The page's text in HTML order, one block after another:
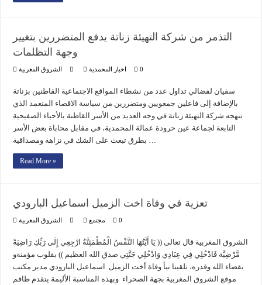
التذمر من شركة التهيئة زناتة يدفع المتضررين بتغيير
وجهة التظلمات
الشروق المغربية اخبار المحمدية 0
سفيان لفضالي تداول عدد من نشطاء المواقع الاجتماعية القاطنين بزناتة
بالإضافة إلى فاعلين جمعويين ومتضررين من سياسة الاقصاء المتعمد الذي
تنهجه شركة التهيئة زناتة في وجه العديد من الأسر القاطنة بالأحياء الصفيحية
التابعة لجماعة عين حرودة عمالة المحمدية، في مقابل محاباة بعض الأسر
بطرق تبعث على الشك في نزاهة ومصداقية …
Read More »
تعزية في وفاة اخت الزميل اسماعيل البارودي
الشروق المغربية مجتمع 0
الشروق المغربية قال تعالى (( يَا أَيَّتُهَا النَّفْسُ الْمُطْمَئِنَّةُ ارْجِعِي إِلَى رَبِّكِ رَاضِيَةً
مَّرْضِيَّة فَادْخُلِي فِي عِبَادِي وَادْخُلِي جَنَّتِي صدق الله العظيم )) بقلوب مؤمنةو
بقضاء الله وقدره، تلقينا نبأ وفاة أخت الزميل اسماعيل البارودي مدير مكتب
موقع الشروق المغربية بجهة الصحراء وبهذه المناسبة الأليمة يتقدم طاقم